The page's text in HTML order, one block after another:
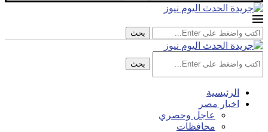
بحث
بحث
الرئيسية
اخبار مصر
عاجل وحصري
محافظات